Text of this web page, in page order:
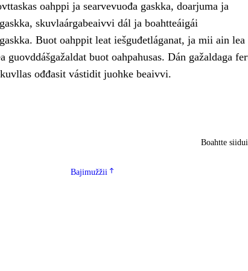
oahppi ja searvevuođa gaskka, doarjuma ja
skuvlaárgabeaivvi dál ja boahtteáigái
Buot oahppit leat iešguđetláganat, ja mii ain lea
guovddášgažaldat buot oahpahusas. Dán gažaldaga
ođđasit vástidit juohke beaivvi.
Boahtte siidui
Bajimužžii